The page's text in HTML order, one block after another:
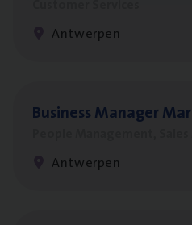
Antwerpen
Busi­ness Mana­ger
Antwerpen